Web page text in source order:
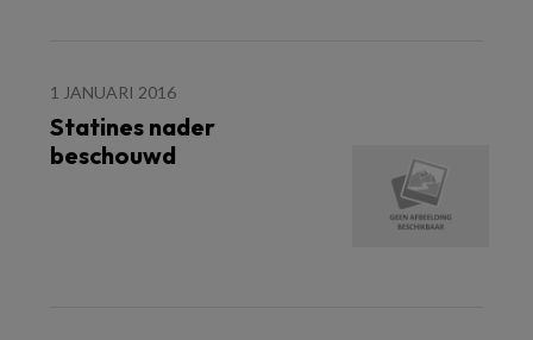
1 JANUARI 2016
Statines nader
beschouwd